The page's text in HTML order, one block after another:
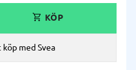
med Svea